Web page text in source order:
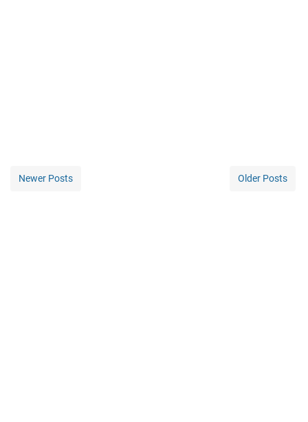
Newer Posts Older Posts